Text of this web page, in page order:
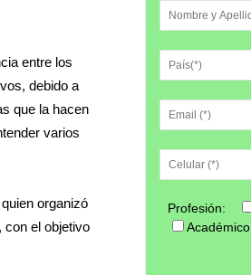
entre los
debido a
que la hacen
varios
organizó
con el objetivo
Profesión:
Académico